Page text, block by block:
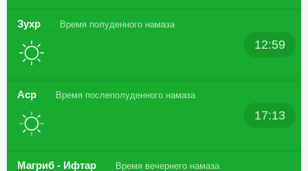
Зухр Время полуденного намаза
12:59
Аср Время послеполуденного намаза
17:13
Магриб - Ифтар Время вечернего намаза